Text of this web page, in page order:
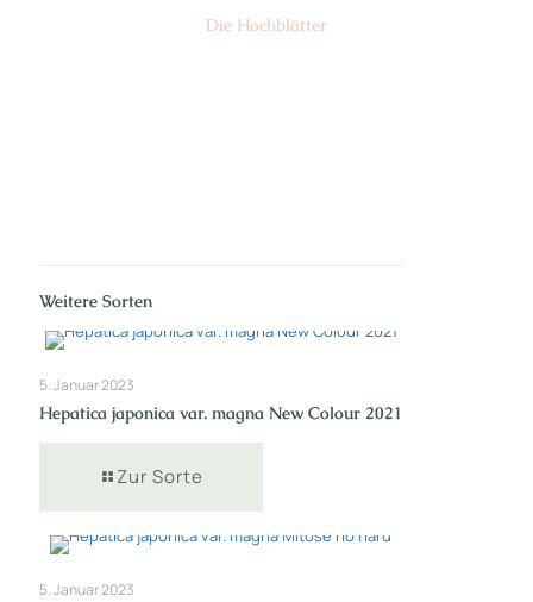
Die Hochblätter
Weitere Sorten
5. Januar 2023
Hepatica japonica var. magna New Colour 2021
Zur Sorte
5. Januar 2023